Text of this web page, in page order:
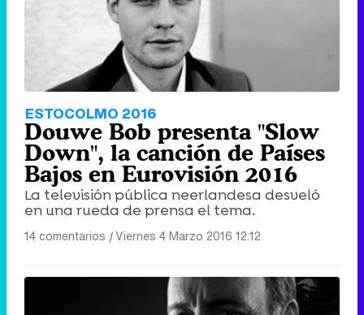
ESTOCOLMO 2016
Douwe Bob presenta "Slow
Down", la canción de Países
Bajos en Eurovisión 2016
La televisión pública neerlandesa desveló
en una rueda de prensa el tema.
14 comentarios |Viernes 4 Marzo 2016 12:12